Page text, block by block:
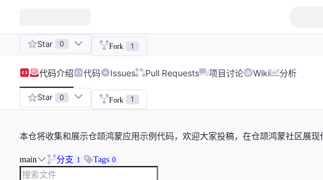
Star 0 Fork 1
代码介绍 代码 Issues Pull Requests 项目讨论 Wiki 分析
Star 0 Fork 1
本仓将收集和展示仓颉鸿蒙应用示例代码，欢迎大家投稿，在仓颉鸿蒙社区展现
main 分支 1 Tags 0